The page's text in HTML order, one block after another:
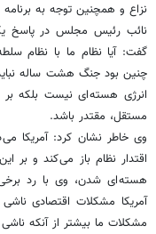
نزاع و همچنین توجه به برنامه
نائب رئیس مجلس در پاسخ
گفت: آیا نظام ما با نظام
چنین بود جنگ هشت ساله
انرژی هسته ای نیست بلکه
مستقل، مقتدر باشد.
وی خاطر نشان کرد: آمریکا می
اقتدار نظام باز می کند و بر
هسته ای شدن، وی با رد برخی
آمریکا مشکلات اقتصادی
مشکلات ما بیشتر از آنکه